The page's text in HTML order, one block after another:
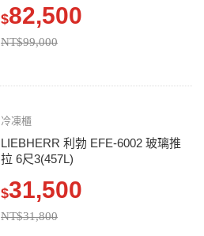
$82,500
NT$99,000
冷凍櫃
LIEBHERR 利勃 EFE-6002 玻璃推
拉 6尺3(457L)
$31,500
NT$31,800